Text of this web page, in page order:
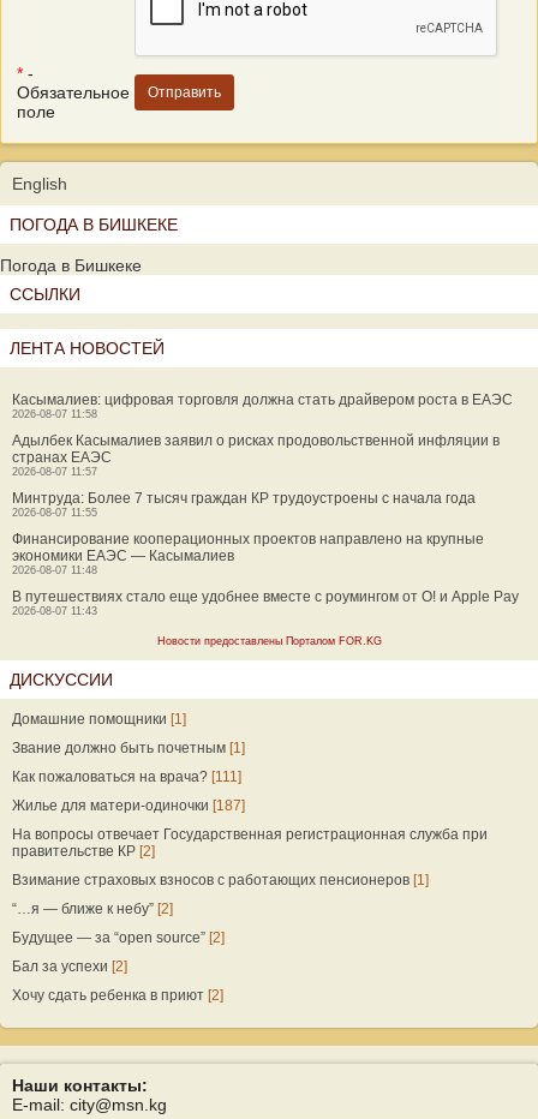
* -
Обязательное
поле
English
ПОГОДА В БИШКЕКЕ
Погода в Бишкеке
ССЫЛКИ
ЛЕНТА НОВОСТЕЙ
Касымалиев: цифровая торговля должна стать драйвером роста в ЕАЭС
2026-08-07 11:58
Адылбек Касымалиев заявил о рисках продовольственной инфляции в
странах ЕАЭС
2026-08-07 11:57
Минтруда: Более 7 тысяч граждан КР трудоустроены с начала года
2026-08-07 11:55
Финансирование кооперационных проектов направлено на крупные
экономики ЕАЭС — Касымалиев
2026-08-07 11:48
В путешествиях стало еще удобнее вместе с роумингом от О! и Apple Pay
2026-08-07 11:43
Новости предоставлены Порталом FOR.KG
ДИСКУССИИ
Домашние помощники [1]
Звание должно быть почетным [1]
Как пожаловаться на врача? [111]
Жилье для матери-одиночки [187]
На вопросы отвечает Государственная регистрационная служба при
правительстве КР [2]
Взимание страховых взносов с работающих пенсионеров [1]
“…я — ближе к небу” [2]
Будущее — за “open source” [2]
Бал за успехи [2]
Хочу сдать ребенка в приют [2]
Наши контакты:
E-mail: city@msn.kg